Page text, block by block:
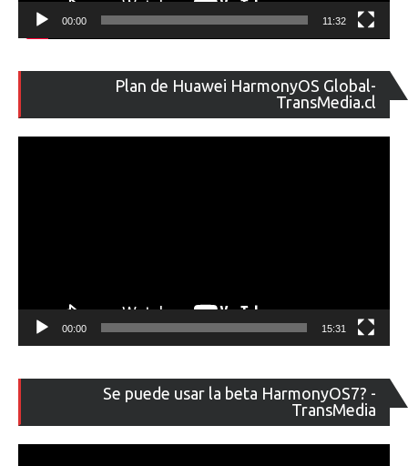
00:00 11:32
Plan de Huawei HarmonyOS Global-
TransMedia.cl
de
00:00 15:31
Se puede usar la beta HarmonyOS7? -
TransMedia
de